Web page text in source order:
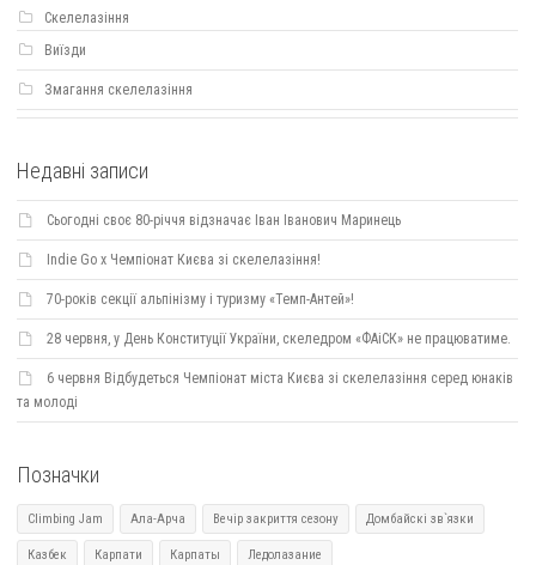
Скелелазіння
Виїзди
Змагання скелелазіння
Недавні записи
Сьогодні своє 80-річчя відзначає Іван Іванович Маринець
Indie Go х Чемпіонат Києва зі скелелазіння!
70-років секції альпінізму і туризму «Темп-Антей»!
28 червня, у День Конституції України, скеледром «ФАіСК» не працюватиме.
6 червня Відбудеться Чемпіонат міста Києва зі скелелазіння серед юнаків
та молоді
Позначки
Climbing Jam Ала-Арча Вечір закриття сезону Домбайскі зв`язки
Казбек Карпати Карпаты Ледолазание